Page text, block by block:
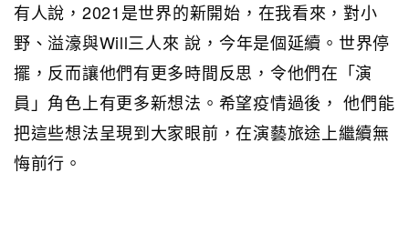
有人說，2021是世界的新開始，在我看來，對小
野、溢濠與Will三人來 說，今年是個延續。世界停
擺，反而讓他們有更多時間反思，令他們在「演
員」角色上有更多新想法。希望疫情過後， 他們能
把這些想法呈現到大家眼前，在演藝旅途上繼續無
悔前行。